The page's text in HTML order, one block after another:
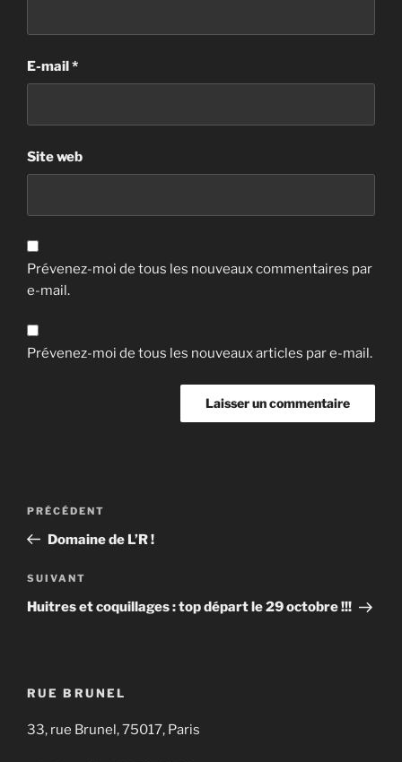
E-mail*
Site web
Prévenez-moi de tous les nouveaux commentaires par
e-mail.
Prévenez-moi de tous les nouveaux articles par e-mail.
Navigation
l’article
Article
précédent
PRÉCÉDENT
Domaine de L’R !
Article
suivant
SUIVANT
Huitres et coquillages : top départ le 29 octobre !!!
RUE BRUNEL
33, rue Brunel, 75017, Paris